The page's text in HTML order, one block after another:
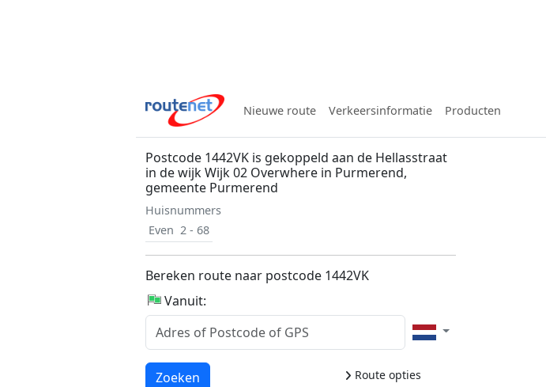
Nieuwe route Verkeersinformatie Producten
Postcode 1442VK is gekoppeld aan de Hellasstraat
in de wijk Wijk 02 Overwhere in Purmerend,
gemeente Purmerend
Huisnummers
Even 2 - 68
Bereken route naar postcode 1442VK
Vanuit:
Route opties
Laden...
Zoeken